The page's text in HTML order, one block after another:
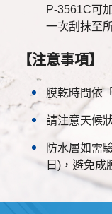
P-3561C可
一次刮抹至
【注意事項】
膜乾時間依
請注意天候
防水層如需
日)，避免成